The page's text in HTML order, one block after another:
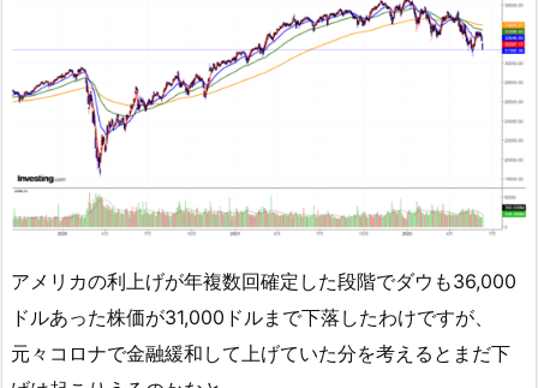
アメリカの利上げが年複数回確定した段階でダウも36,000
ドルあった株価が31,000ドルまで下落したわけですが、
元々コロナで金融緩和して上げていた分を考えるとまだ下